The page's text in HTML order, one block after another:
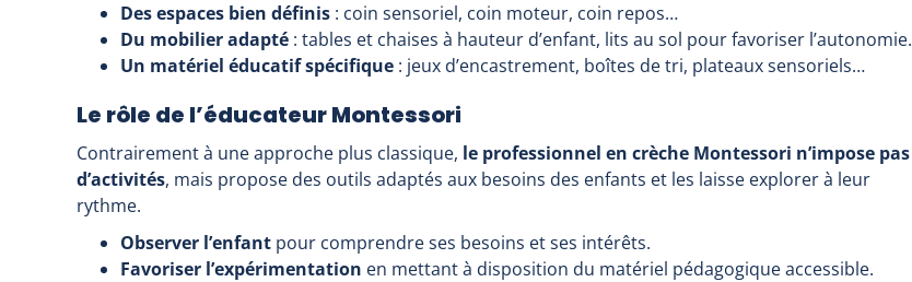
Des espaces bien définis : coin sensoriel, coin moteur, coin repos…
Du mobilier adapté : tables et chaises à hauteur d’enfant, lits au sol pour favoriser l’autonomie.
Un matériel éducatif spécifique : jeux d’encastrement, boîtes de tri, plateaux sensoriels…
Le rôle de l’éducateur Montessori
Contrairement à une approche plus classique, le professionnel en crèche Montessori n’impose pas
d’activités, mais propose des outils adaptés aux besoins des enfants et les laisse explorer à leur
rythme.
Observer l’enfant pour comprendre ses besoins et ses intérêts.
Favoriser l’expérimentation en mettant à disposition du matériel pédagogique accessible.